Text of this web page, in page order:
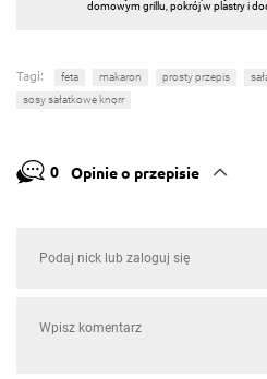
domowym grillu, pokrój w plastry i
Tagi: feta makaron prosty przepis
sosy sałatkowe knorr
0 Opinie o przepisie